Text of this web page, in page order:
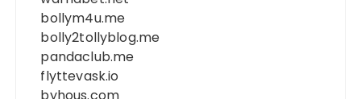
bollym4u.me
bolly2tollyblog.me
pandaclub.me
flyttevask.io